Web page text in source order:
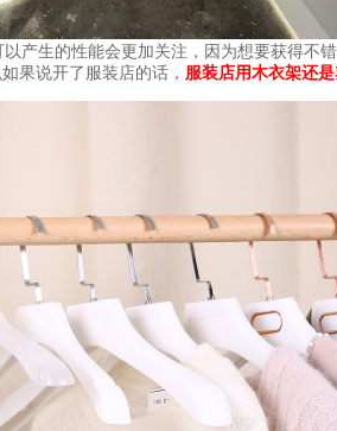
产生的性能会更加关注，因为想要获得不
果说开了服装店的话， 服装店用木衣架还